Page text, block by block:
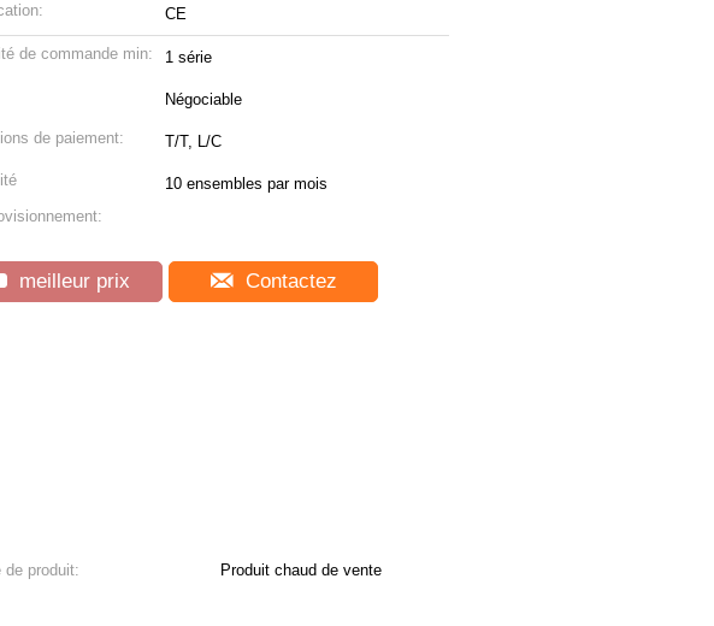
CE
de commande min: 1 série
Négociable
de paiement: T/T, L/C
10 ensembles par mois
meilleur prix Contactez
de produit: Produit chaud de vente